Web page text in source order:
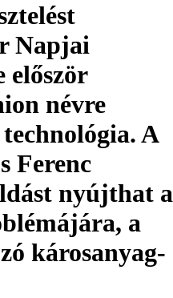
Napjai
névre
A
Ferenc
nyújthat a
a
károsanyag-